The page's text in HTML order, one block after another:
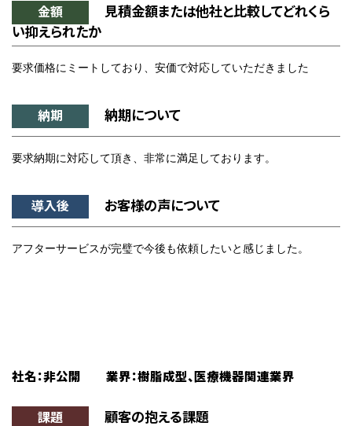
金額
見積金額または他社と比較してどれくら
い抑えられたか
要求価格にミートしており、安価で対応していただきました
納期 納期について
要求納期に対応して頂き、非常に満足しております。
導入後 お客様の声について
アフターサービスが完璧で今後も依頼したいと感じました。
社名：非公開 業界：樹脂成型、医療機器関連業界
課題 顧客の抱える課題